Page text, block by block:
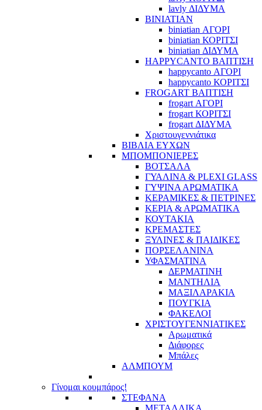
lavly ΔΙΔΥΜΑ
BINIATIAN
biniatian ΑΓΟΡΙ
biniatian ΚΟΡΙΤΣΙ
biniatian ΔΙΔΥΜΑ
HAPPYCANTO ΒΑΠΤΙΣΗ
happycanto ΑΓΟΡΙ
happycanto ΚΟΡΙΤΣΙ
FROGART ΒΑΠΤΙΣΗ
frogart ΑΓΟΡΙ
frogart ΚΟΡΙΤΣΙ
frogart ΔΙΔΥΜΑ
Χριστουγεννιάτικα
ΒΙΒΛΙΑ ΕΥΧΩΝ
ΜΠΟΜΠΟΝΙΕΡΕΣ
ΒΟΤΣΑΛΑ
ΓΥΑΛΙΝΑ & PLEXI GLASS
ΓΥΨΙΝΑ ΑΡΩΜΑΤΙΚΑ
ΚΕΡΑΜΙΚΕΣ & ΠΕΤΡΙΝΕΣ
ΚΕΡΙΑ & ΑΡΩΜΑΤΙΚΑ
ΚΟΥΤΑΚΙΑ
ΚΡΕΜΑΣΤΕΣ
ΞΥΛΙΝΕΣ & ΠΑΙΔΙΚΕΣ
ΠΟΡΣΕΛΑΝΙΝΑ
ΥΦΑΣΜΑΤΙΝA
ΔΕΡΜΑΤΙΝΗ
ΜΑΝΤΗΛΙΑ
ΜΑΞΙΛΑΡΑΚΙΑ
ΠΟΥΓΚΙΑ
ΦΑΚΕΛΟΙ
ΧΡΙΣΤΟΥΓΕΝΝΙΑΤΙΚΕΣ
Αρωματικά
Διάφορες
Μπάλες
ΑΛΜΠΟΥΜ
Γίνομαι κουμπάρος!
ΣΤΕΦΑΝΑ
ΜΕΤΑΛΛΙΚΑ